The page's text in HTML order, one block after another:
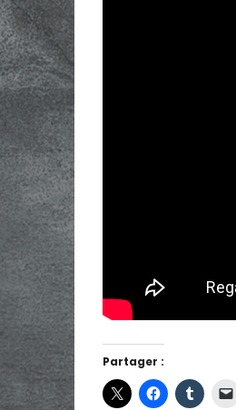
Partager :